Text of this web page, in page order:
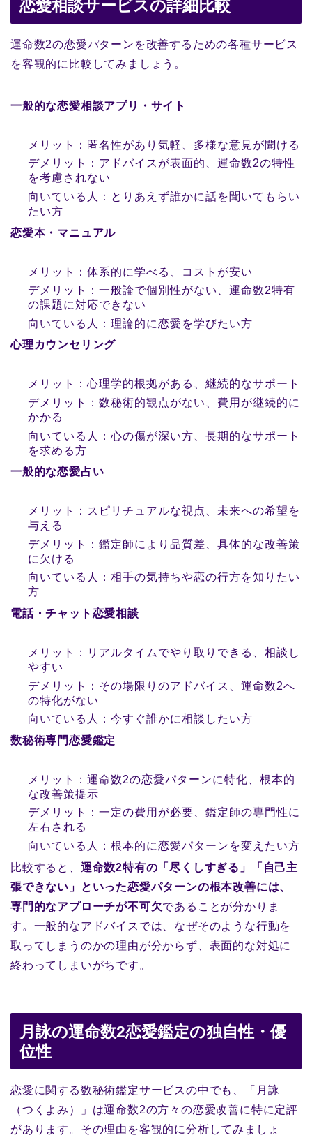
恋愛相談サービスの詳細比較
運命数2の恋愛パターンを改善するための各種サービス
を客観的に比較してみましょう。
一般的な恋愛相談アプリ・サイト
メリット：匿名性があり気軽、多様な意見が聞ける
デメリット：アドバイスが表面的、運命数2の特性
を考慮されない
向いている人：とりあえず誰かに話を聞いてもらい
たい方
恋愛本・マニュアル
メリット：体系的に学べる、コストが安い
デメリット：一般論で個別性がない、運命数2特有
の課題に対応できない
向いている人：理論的に恋愛を学びたい方
心理カウンセリング
メリット：心理学的根拠がある、継続的なサポート
デメリット：数秘術的観点がない、費用が継続的に
かかる
向いている人：心の傷が深い方、長期的なサポート
を求める方
一般的な恋愛占い
メリット：スピリチュアルな視点、未来への希望を
与える
デメリット：鑑定師により品質差、具体的な改善策
に欠ける
向いている人：相手の気持ちや恋の行方を知りたい
方
電話・チャット恋愛相談
メリット：リアルタイムでやり取りできる、相談し
やすい
デメリット：その場限りのアドバイス、運命数2へ
の特化がない
向いている人：今すぐ誰かに相談したい方
数秘術専門恋愛鑑定
メリット：運命数2の恋愛パターンに特化、根本的
な改善策提示
デメリット：一定の費用が必要、鑑定師の専門性に
左右される
向いている人：根本的に恋愛パターンを変えたい方
比較すると、 運命数2特有の「尽くしすぎる」「自己主
張できない」といった恋愛パターンの根本改善には、
専門的なアプローチが不可欠であることが分かりま
す。一般的なアドバイスでは、なぜそのような行動を
取ってしまうのかの理由が分からず、表面的な対処に
終わってしまいがちです。
月詠の運命数2恋愛鑑定の独自性・優
位性
恋愛に関する数秘術鑑定サービスの中でも、「月詠
（つくよみ）」は運命数2の方々の恋愛改善に特に定評
があります。その理由を客観的に分析してみましょ